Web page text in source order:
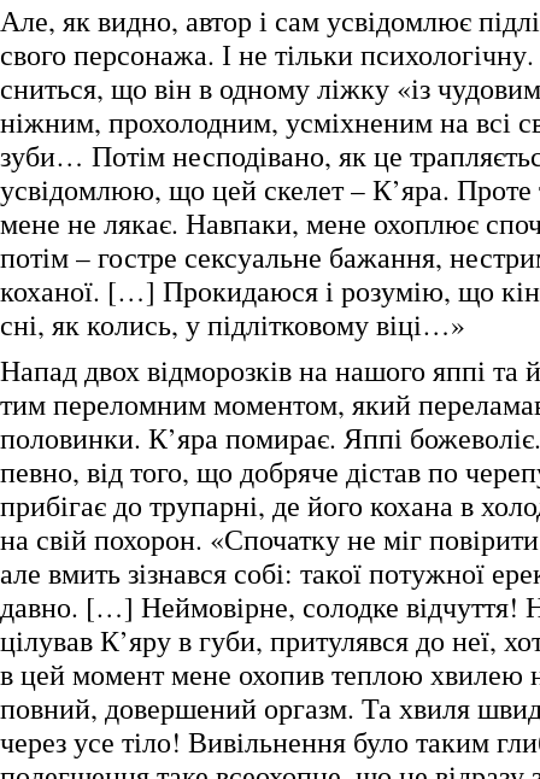
Але, як видно, автор і сам усвідомлює
свого персонажа. І не тільки
сниться, що він в одному ліжку «із
ніжним, прохолодним, усміхненим на всі
зуби… Потім несподівано, як це
усвідомлюю, що цей скелет – К’яра. Проте
мене не лякає. Навпаки, мене охоплює
потім – гостре сексуальне бажання,
коханої. […] Прокидаюся і розумію, що
сні, як колись, у підлітковому віці…»
Напад двох відморозків на нашого яппі та
тим переломним моментом, який
половинки. К’яра помирає. Яппі
певно, від того, що добряче дістав по
прибігає до трупарні, де його кохана в
на свій похорон. «Спочатку не міг
але вмить зізнався собі: такої потужної
давно. […] Неймовірне, солодке відчуття!
цілував К’яру в губи, притулявся до неї,
в цей момент мене охопив теплою хвилею
повний, довершений оргазм. Та хвиля
через усе тіло! Вивільнення було таким